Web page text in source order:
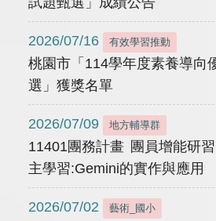
2026/07/16 有效學習推動
桃園市「114學年度素養導向
選」獲獎名單
2026/07/09 地方輔導群
11401團務計畫 團員增能研
主學習:Gemini的實作與應用
2026/07/02 藝術_國小